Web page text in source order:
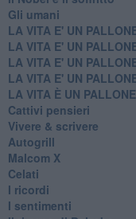
Gli umani
LA VITA E' UN
LA VITA E' UN
LA VITA E' UN
LA VITA E' UN
LA VITA È UN
Cattivi pensieri
Vivere & scrivere
Autogrill
Malcom X
Celati
I ricordi
I sentimenti